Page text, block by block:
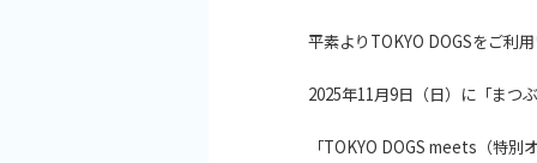
平素よりTOKYO DOGSをご利
2025年11月9日（日）に「まつ
「TOKYO DOGS meets（特